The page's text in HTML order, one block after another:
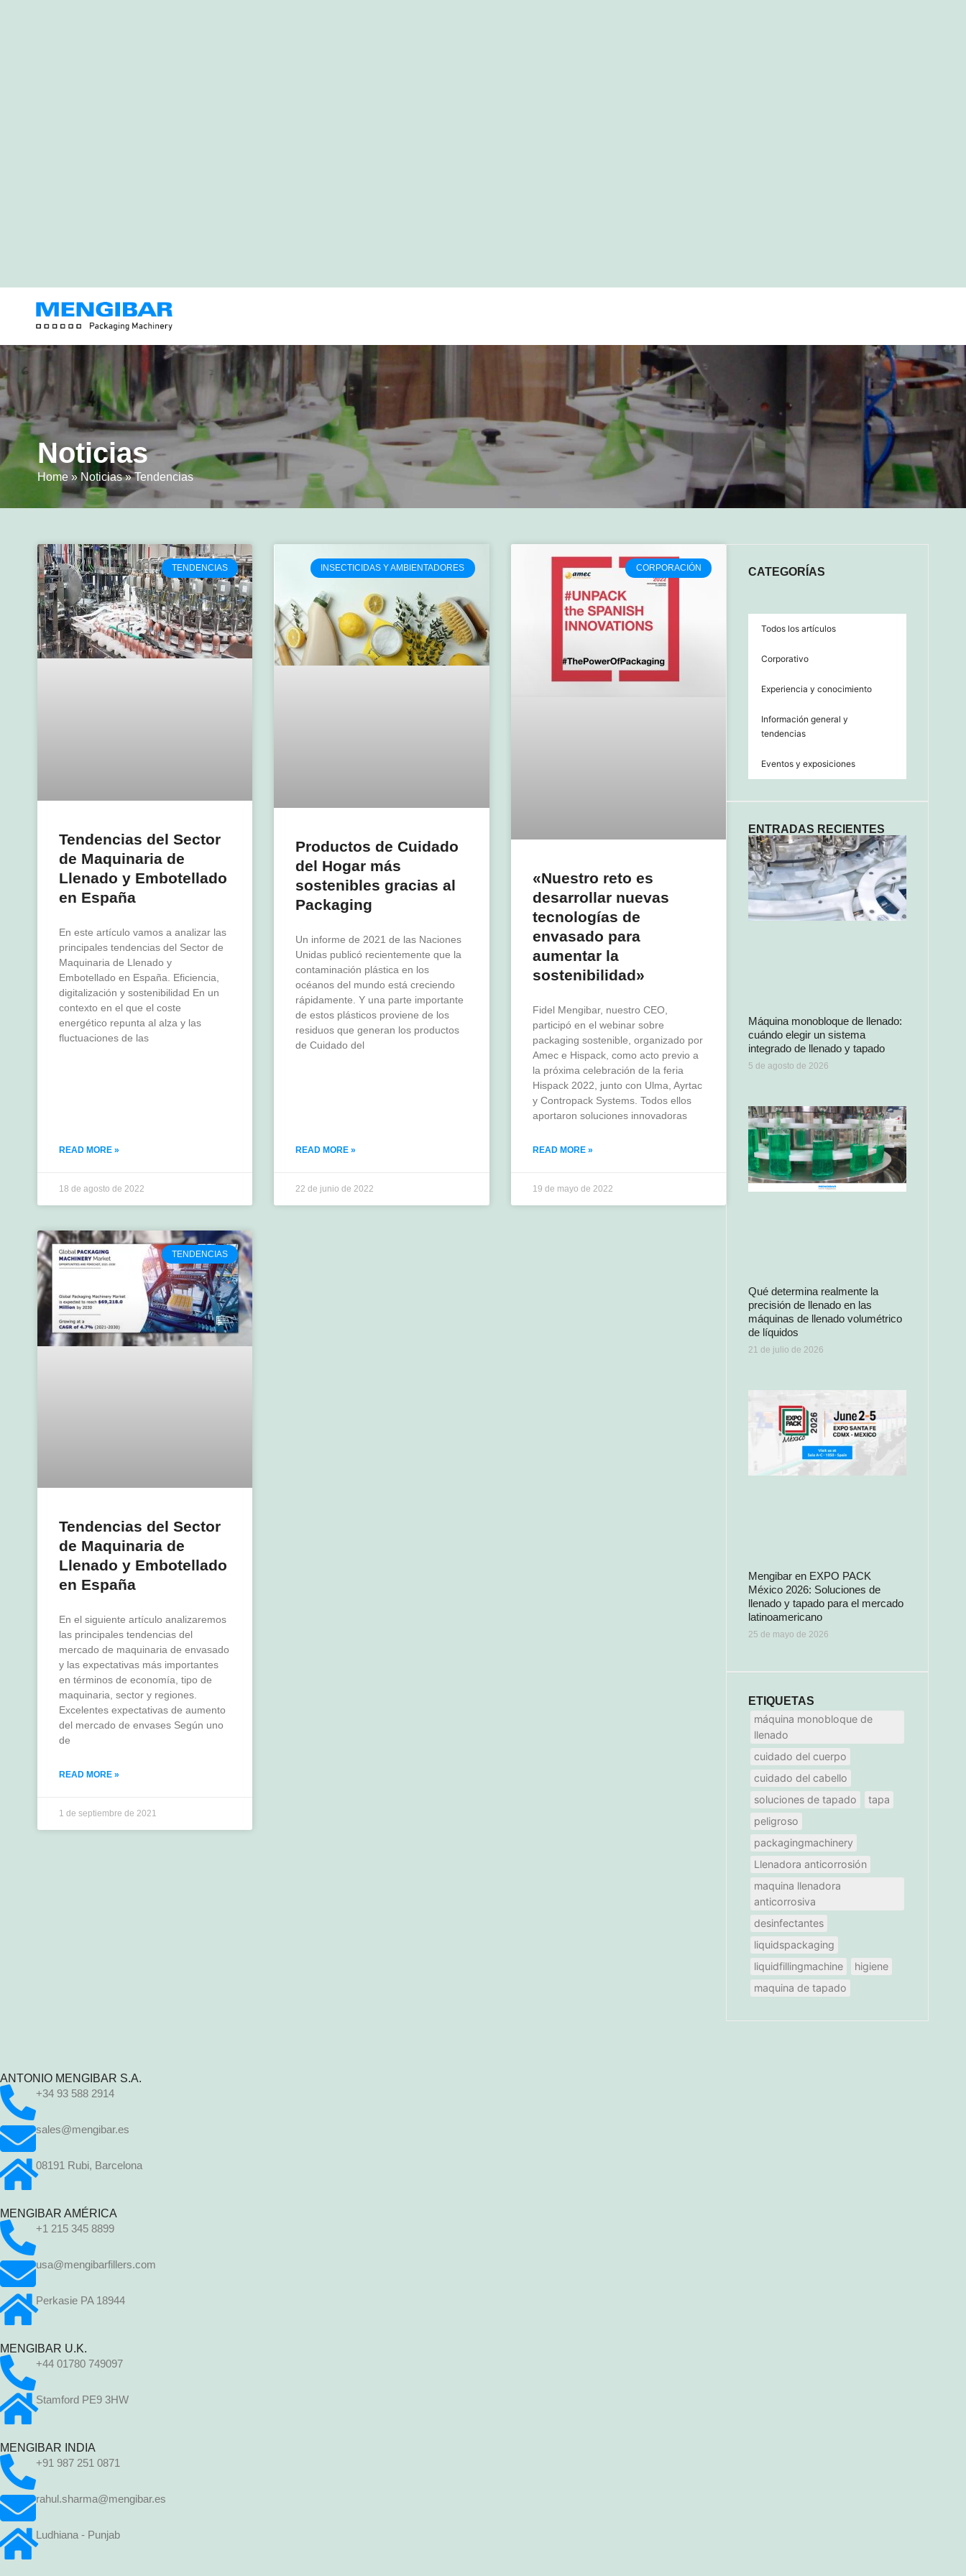
Noticias
Home » Noticias»Tendencias
TENDENCIAS
Tendencias del Sector
de Maquinaria de
Llenado y Embotellado
en España
En este artículo vamos a analizar las
principales tendencias del Sector de
Maquinaria de Llenado y
Embotellado en España. Eficiencia,
digitalización y sostenibilidad En un
contexto en el que el coste
energético repunta al alza y las
fluctuaciones de las
READ MORE »
18 de agosto de 2022
INSECTICIDAS Y AMBIENTADORES
Productos de Cuidado
del Hogar más
sostenibles gracias al
Packaging
Un informe de 2021 de las Naciones
Unidas publicó recientemente que la
contaminación plástica en los
océanos del mundo está creciendo
rápidamente. Y una parte importante
de estos plásticos proviene de los
residuos que generan los productos
de Cuidado del
READ MORE »
22 de junio de 2022
CORPORACIÓN
«Nuestro reto es
desarrollar nuevas
tecnologías de
envasado para
aumentar la
sostenibilidad»
Fidel Mengibar, nuestro CEO,
participó en el webinar sobre
packaging sostenible, organizado por
Amec e Hispack, como acto previo a
la próxima celebración de la feria
Hispack 2022, junto con Ulma, Ayrtac
y Contropack Systems. Todos ellos
aportaron soluciones innovadoras
READ MORE »
19 de mayo de 2022
TENDENCIAS
Tendencias del Sector
de Maquinaria de
Llenado y Embotellado
en España
En el siguiente artículo analizaremos
las principales tendencias del
mercado de maquinaria de envasado
y las expectativas más importantes
en términos de economía, tipo de
maquinaria, sector y regiones.
Excelentes expectativas de aumento
del mercado de envases Según uno
de
READ MORE »
1 de septiembre de 2021
CATEGORÍAS
Todos los artículos
Corporativo
Experiencia y conocimiento
Información general y
tendencias
Eventos y exposiciones
ENTRADAS RECIENTES
Máquina monobloque de llenado:
cuándo elegir un sistema
integrado de llenado y tapado
5 de agosto de 2026
Qué determina realmente la
precisión de llenado en las
máquinas de llenado volumétrico
de líquidos
21 de julio de 2026
Mengibar en EXPO PACK
México 2026: Soluciones de
llenado y tapado para el mercado
latinoamericano
25 de mayo de 2026
ETIQUETAS
máquina monobloque de
llenado
cuidado del cuerpo
cuidado del cabello
soluciones de tapado
tapa
peligroso
packagingmachinery
Llenadora anticorrosión
maquina llenadora
anticorrosiva
desinfectantes
liquidspackaging
liquidfillingmachine
higiene
maquina de tapado
ANTONIO MENGIBAR S.A.
+34 93 588 2914
sales@mengibar.es
08191 Rubi, Barcelona
MENGIBAR AMÉRICA
+1 215 345 8899
usa@mengibarfillers.com
Perkasie PA 18944
MENGIBAR U.K.
+44 01780 749097
Stamford PE9 3HW
MENGIBAR INDIA
+91 987 251 0871
rahul.sharma@mengibar.es
Ludhiana - Punjab